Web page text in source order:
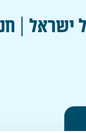
ישראל |